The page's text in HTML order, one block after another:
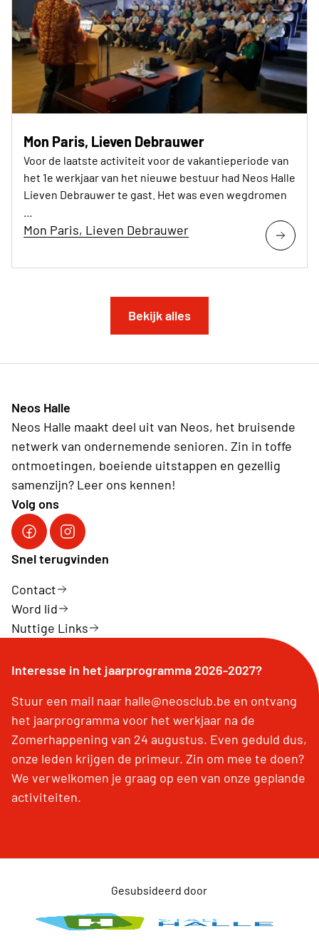
Mon Paris, Lieven Debrauwer
Voor de laatste activiteit voor de vakantieperiode van
het 1e werkjaar van het nieuwe bestuur had Neos Halle
Lieven Debrauwer te gast. Het was even wegdromen
Mon Paris, Lieven Debrauwer
Bekijk alles
Neos Halle
Neos Halle maakt deel uit van Neos, het bruisende
netwerk van ondernemende senioren. Zin in toffe
ontmoetingen, boeiende uitstappen en gezellig
samenzijn? Leer ons kennen!
Volg ons
Facebook Neos Halle
Instagram Neos Halle
Snel terugvinden
Contact
Word lid
Nuttige Links
Interesse in het jaarprogramma 2026-2027?
Stuur een mail naar halle@neosclub.be en ontvang
het jaarprogramma voor het werkjaar na de
Zomerhappening van 24 augustus. Even geduld dus,
onze leden krijgen de primeur. Zin om mee te doen?
We verwelkomen je graag op een van onze geplande
activiteiten.
Gesubsideerd door